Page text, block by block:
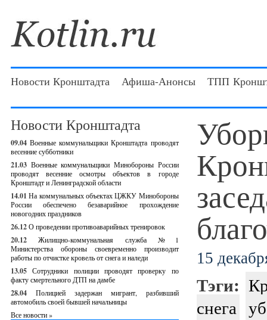
Новости Кронштадта Афиша-Анонсы ТПП
Новости Кронштадта
09.04 Военные коммунальщики Кронштадта проводят
весенние субботники
21.03 Военные коммунальщики Минобороны России
проводят весенние осмотры объектов в городе
Кронштадт и Ленинградской области
14.01 На коммунальных объектах ЦЖКУ Минобороны
России обеспечено безаварийное прохождение
новогодних праздников
26.12О проведении противоаварийных тренировок
20.12
Жилищно-коммунальная служба №1
Министерства обороны своевременно производит
работы по отчистке кровель от снега и наледи
13.05 Сотрудники полиции проводят проверку по
факту смертельного ДТП на дамбе
28.04
Полицией задержан мигрант, разбивший
автомобиль своей бывшей начальницы
Все новости »
15
Тэги:
снега